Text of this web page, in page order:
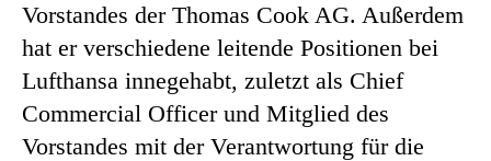
Vorstandes der Thomas Cook AG. Außerdem
hat er verschiedene leitende Positionen bei
Lufthansa innegehabt, zuletzt als Chief
Commercial Officer und Mitglied des
Vorstandes mit der Verantwortung für die